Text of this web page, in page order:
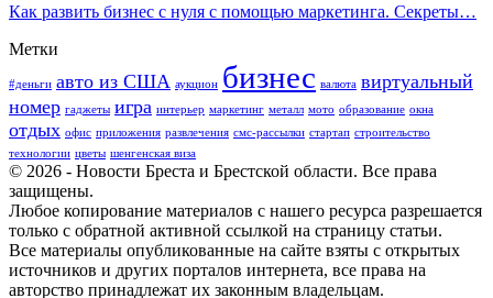
Как развить бизнес с нуля с помощью маркетинга. Секреты…
Метки
#деньги авто из США аукцион бизнес валюта виртуальный
номер гаджеты игра интерьер маркетинг металл мото образование окна
отдых офис приложения развлечения смс-рассылки стартап строительство
технологии цветы шенгенская виза
© 2026 - Новости Бреста и Брестской области. Все права
защищены.
Любое копирование материалов с нашего ресурса разрешается
только с обратной активной ссылкой на страницу статьи.
Все материалы опубликованные на сайте взяты с открытых
источников и других порталов интернета, все права на
авторство принадлежат их законным владельцам.